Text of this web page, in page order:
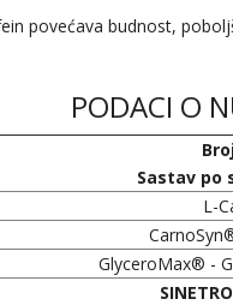
povećava budnost,
PODACI O
Sastav po
L-
GlyceroMax® -